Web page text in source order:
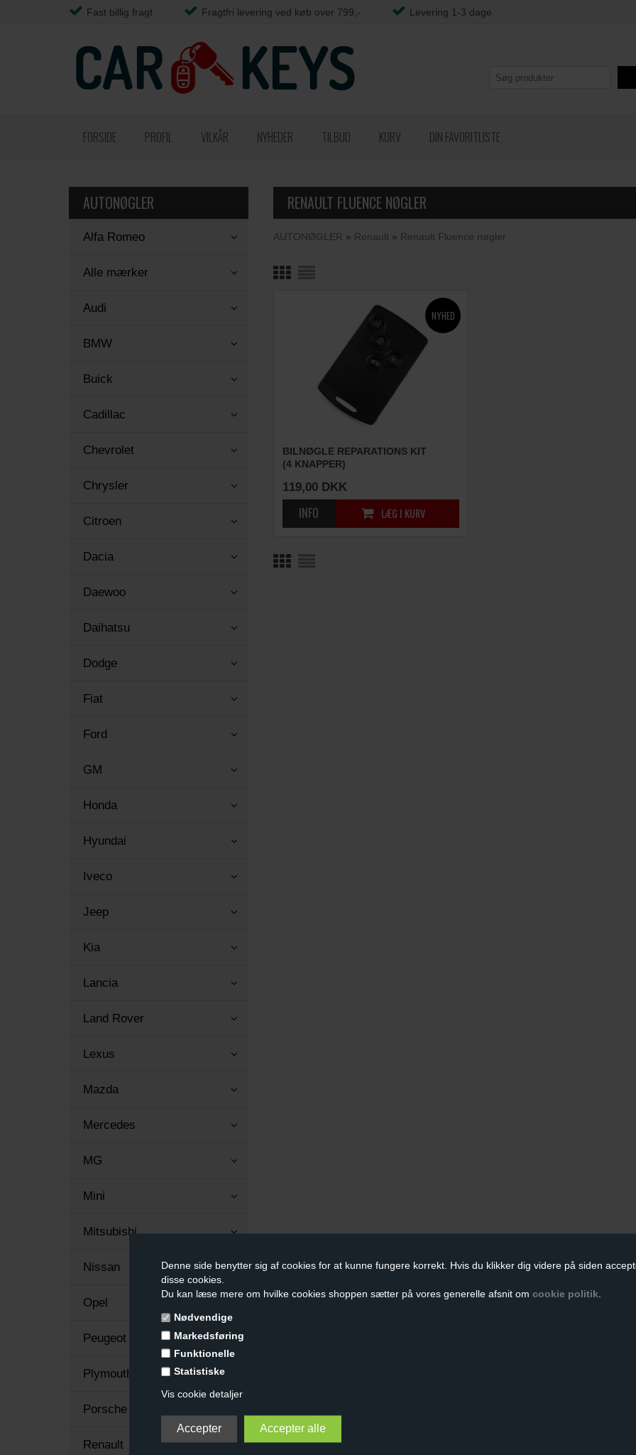
Denne side benytter sig af cookies for at kunne fungere korrekt. Hvis du klikker dig videre på siden
disse cookies.
Du kan læse mere om hvilke cookies shoppen sætter på vores generelle afsnit om cookie politik.
Nødvendige
Markedsføring
Funktionelle
Statistiske
Vis cookie detaljer
Fast billig fragt Fragtfri levering ved køb over 799,- Levering 1-3 dage
FORSIDE PROFIL VILKÅR NYHEDER TILBUD KURV DIN FAVORITLISTE
AUTONØGLER
Alfa Romeo
Alle mærker
Audi
BMW
Buick
Cadillac
Chevrolet
Chrysler
Citroen
Dacia
Daewoo
Daihatsu
Dodge
Fiat
Ford
GM
Honda
Hyundai
Iveco
Jeep
Kia
Lancia
Land Rover
Lexus
Mazda
Mercedes
MG
Mini
Mitsubishi
Nissan
Opel
Peugeot
Plymouth
Porsche
Renault
RENAULT FLUENCE NØGLER
AUTONØGLER » Renault » Renault Fluence nøgler
BILNØGLE REPARATIONS KIT
(4 KNAPPER)
119,00 DKK